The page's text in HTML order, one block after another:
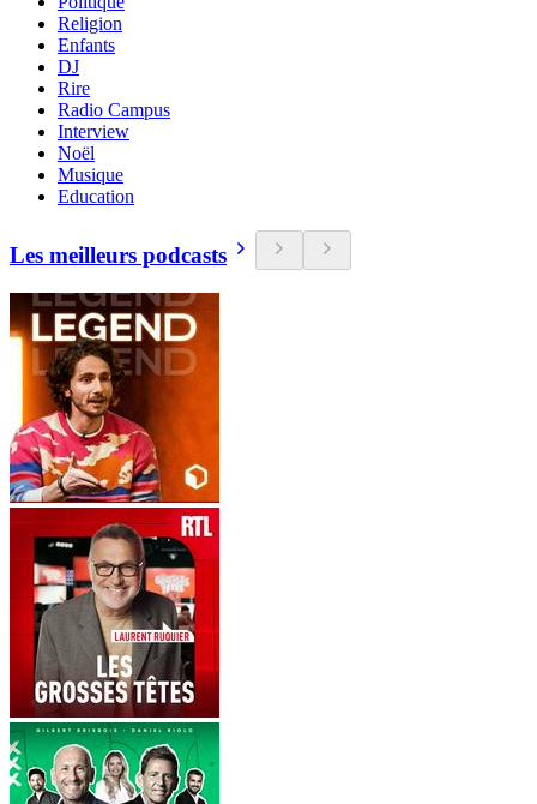
Religion
Enfants
DJ
Rire
Radio Campus
Interview
Noël
Musique
Education
Les meilleurs podcasts